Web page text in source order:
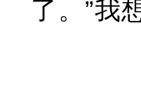
了。”我